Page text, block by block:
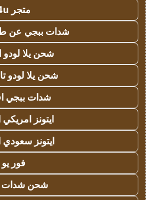
متجر 4u
شدات ببجي عن
شحن يلا
شحن يلا لودو
شدات ببجي
ايتونز
ايتونز
فور يو
شحن شدات